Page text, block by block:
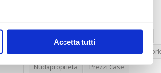
Accetta tutti
New York
Nudaproprietà
Prezzi Case